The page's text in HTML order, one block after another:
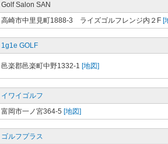
Golf Salon SAN
高崎市中里見町1888-3 ライズゴルフレンジ内２F [
1g1e GOLF
邑楽郡邑楽町中野1332-1 [地図]
イワイゴルフ
富岡市一ノ宮364-5 [地図]
ゴルフプラス